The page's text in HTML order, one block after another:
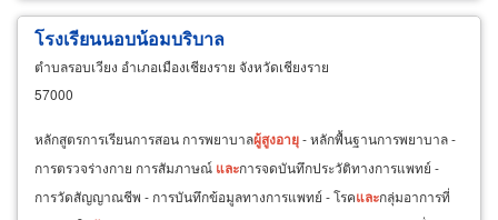
โรงเรียนนอบน้อมบริบาล
ตำบลรอบเวียง อำเภอเมืองเชียงราย จังหวัดเชียงราย
57000
หลักสูตรการเรียนการสอน การพยาบาลผู้สูงอายุ- หลักพื้นฐานการพยาบาล -
การตรวจร่างกาย การสัมภาษณ์ และการจดบันทึกประวัติทางการแพทย์ -
การวัดสัญญาณชีพ - การบันทึกข้อมูลทางการแพทย์ - โรคและกลุ่มอาการที่